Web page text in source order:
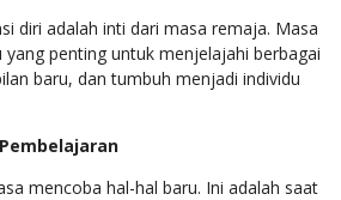
diri adalah inti dari masa remaja. Masa
penting untuk menjelajahi berbagai
baru, dan tumbuh menjadi individu
mencoba hal-hal baru. Ini adalah saat